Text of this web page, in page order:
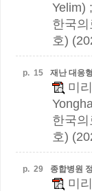
Yelim)
한국
호)
p. 15 재난 대응
미
한국
호)
p. 29 종합병원
미